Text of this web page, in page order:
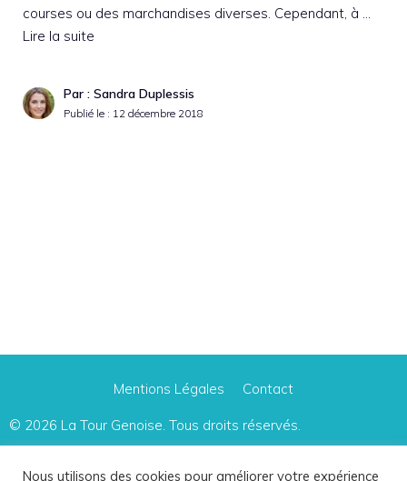
courses ou des marchandises diverses. Cependant, à …
Lire la suite
Par : Sandra Duplessis
Publié le : 12 décembre 2018
Mentions Légales Contact
© 2026 La Tour Genoise . Tous droits réservés.
Le site participe à plusieurs programmes d'affiliation, dont le Programme Partenaires
Nous utilisons des cookies pour améliorer votre expérience